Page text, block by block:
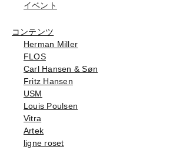
イベント
コンテンツ
Herman Miller
FLOS
Carl Hansen & Søn
Fritz Hansen
USM
Louis Poulsen
Vitra
Artek
ligne roset